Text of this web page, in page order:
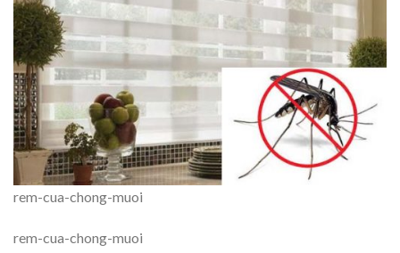
rem-cua-chong-muoi
rem-cua-chong-muoi